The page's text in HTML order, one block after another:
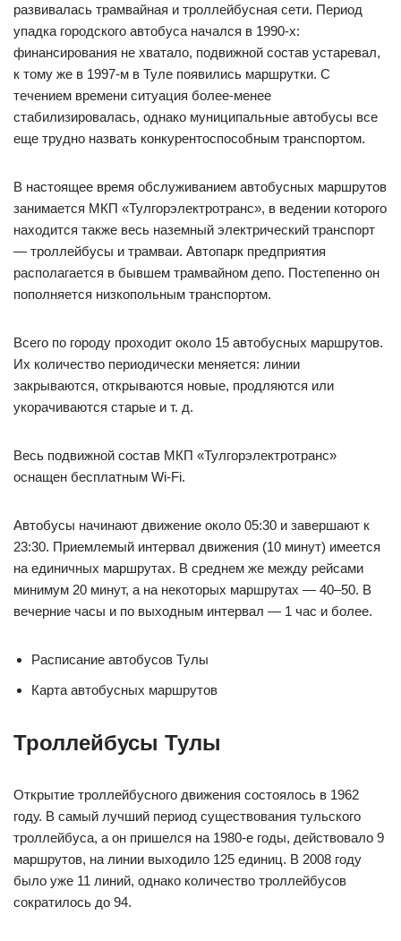
развивалась трамвайная и троллейбусная сети. Период
упадка городского автобуса начался в 1990-х:
финансирования не хватало, подвижной состав устаревал,
к тому же в 1997-м в Туле появились маршрутки. С
течением времени ситуация более-менее
стабилизировалась, однако муниципальные автобусы все
еще трудно назвать конкурентоспособным транспортом.
В настоящее время обслуживанием автобусных маршрутов
занимается МКП «Тулгорэлектротранс», в ведении которого
находится также весь наземный электрический транспорт
— троллейбусы и трамваи. Автопарк предприятия
располагается в бывшем трамвайном депо. Постепенно он
пополняется низкопольным транспортом.
Всего по городу проходит около 15 автобусных маршрутов.
Их количество периодически меняется: линии
закрываются, открываются новые, продляются или
укорачиваются старые и т. д.
Весь подвижной состав МКП «Тулгорэлектротранс»
оснащен бесплатным Wi-Fi.
Автобусы начинают движение около 05:30 и завершают к
23:30. Приемлемый интервал движения (10 минут) имеется
на единичных маршрутах. В среднем же между рейсами
минимум 20 минут, а на некоторых маршрутах — 40–50. В
вечерние часы и по выходным интервал — 1 час и более.
Расписание автобусов Тулы
Карта автобусных маршрутов
Троллейбусы Тулы
Открытие троллейбусного движения состоялось в 1962
году. В самый лучший период существования тульского
троллейбуса, а он пришелся на 1980-е годы, действовало 9
маршрутов, на линии выходило 125 единиц. В 2008 году
было уже 11 линий, однако количество троллейбусов
сократилось до 94.